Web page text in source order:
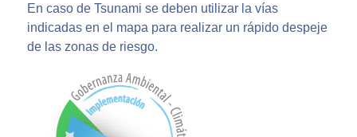
En caso de Tsunami se deben utilizar la vías
indicadas en el mapa para realizar un rápido despeje
de las zonas de riesgo.